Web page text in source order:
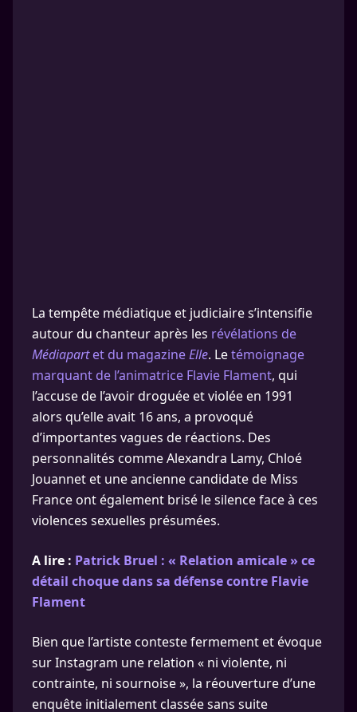
La tempête médiatique et judiciaire s’intensifie
autour du chanteur après les révélations de
Médiapartet du magazineElle. Letémoignage
marquant de l’animatrice Flavie Flament, qui
l’accuse de l’avoir droguée et violée en 1991
alors qu’elle avait 16 ans, a provoqué
d’importantes vagues de réactions. Des
personnalités comme Alexandra Lamy, Chloé
Jouannet et une ancienne candidate de Miss
France ont également brisé le silence face à ces
violences sexuelles présumées.
A lire : Patrick Bruel : « Relation amicale » ce
détail choque dans sa défense contre Flavie
Flament
Bien que l’artiste conteste fermement et évoque
sur Instagram une relation « ni violente, ni
contrainte, ni sournoise », la réouverture d’une
enquête initialement classée sans suite